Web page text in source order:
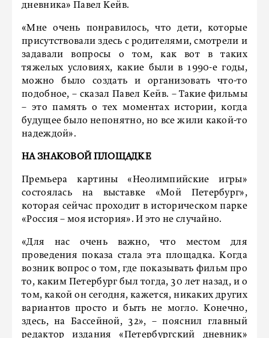
дневника» Павел Кейв.
«Мне очень понравилось, что дети, которые
присутствовали здесь с родителями, смотрели и
задавали вопросы о том, как вот в таких
тяжелых условиях, какие были в 1990-е годы,
можно было создать и организовать что-то
подобное, – сказал Павел Кейв. – Такие фильмы
– это память о тех моментах истории, когда
будущее было непонятно, но все жили какой-то
надеждой».
НА ЗНАКОВОЙ ПЛОЩАДКЕ
Премьера картины «Неолимпийские игры»
состоялась на выставке «Мой Петербург»,
которая сейчас проходит в историческом парке
«Россия – моя история». И это не случайно.
«Для нас очень важно, что местом для
проведения показа стала эта площадка. Когда
возник вопрос о том, где показывать фильм про
то, каким Петербург был тогда, 30 лет назад, и о
том, какой он сегодня, кажется, никаких других
вариантов просто и быть не могло. Конечно,
здесь, на Бассейной, 32», – пояснил главный
редактор издания «Петербургский дневник»